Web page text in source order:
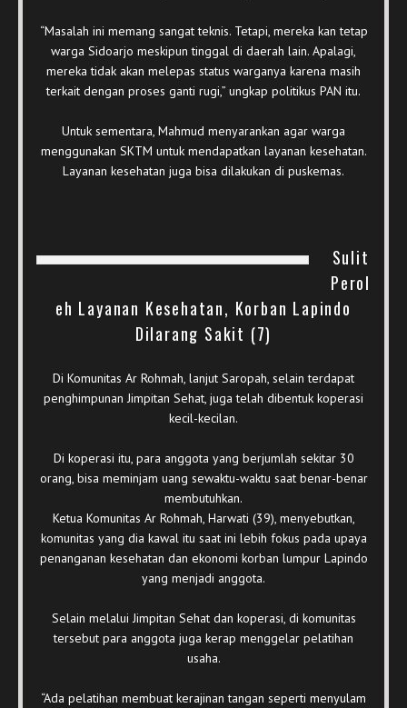
“Masalah ini memang sangat teknis. Tetapi, mereka kan tetap
warga Sidoarjo meskipun tinggal di daerah lain. Apalagi,
mereka tidak akan melepas status warganya karena masih
terkait dengan proses ganti rugi,” ungkap politikus PAN itu.
Untuk sementara, Mahmud menyarankan agar warga
menggunakan SKTM untuk mendapatkan layanan kesehatan.
Layanan kesehatan juga bisa dilakukan di puskemas.
Sulit
Perol
eh Layanan Kesehatan, Korban Lapindo
Dilarang Sakit (7)
Di Komunitas Ar Rohmah, lanjut Saropah, selain terdapat
penghimpunan Jimpitan Sehat, juga telah dibentuk koperasi
kecil-kecilan.
Di koperasi itu, para anggota yang berjumlah sekitar 30
orang, bisa meminjam uang sewaktu-waktu saat benar-benar
membutuhkan.
Ketua Komunitas Ar Rohmah, Harwati (39), menyebutkan,
komunitas yang dia kawal itu saat ini lebih fokus pada upaya
penanganan kesehatan dan ekonomi korban lumpur Lapindo
yang menjadi anggota.
Selain melalui Jimpitan Sehat dan koperasi, di komunitas
tersebut para anggota juga kerap menggelar pelatihan
usaha.
“Ada pelatihan membuat kerajinan tangan seperti menyulam